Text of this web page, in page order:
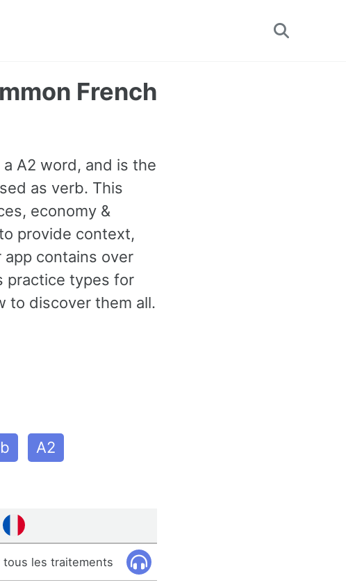
Toggle
French
A2 word, and is the
as verb. This
economy &
provide context,
contains over
practice types for
to discover them all.
A2
les traitements